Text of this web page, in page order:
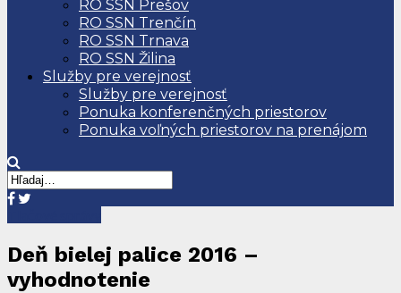
RO SSN Prešov
RO SSN Trenčín
RO SSN Trnava
RO SSN Žilina
Služby pre verejnosť
Služby pre verejnosť
Ponuka konferenčných priestorov
Ponuka voľných priestorov na prenájom
Deň bielej palice 2016 –
vyhodnotenie